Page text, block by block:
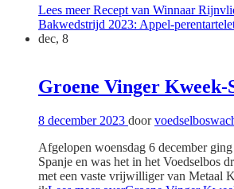
Lees meerRecept van Winnaar
Bakwedstrijd 2023: Appel-
dec, 8
Groene Vinger Kweek-
8 december 2023 door
Afgelopen woensdag 6 december
Spanje en was het in het Voedselbos
met een vaste vrijwilliger van Metaal